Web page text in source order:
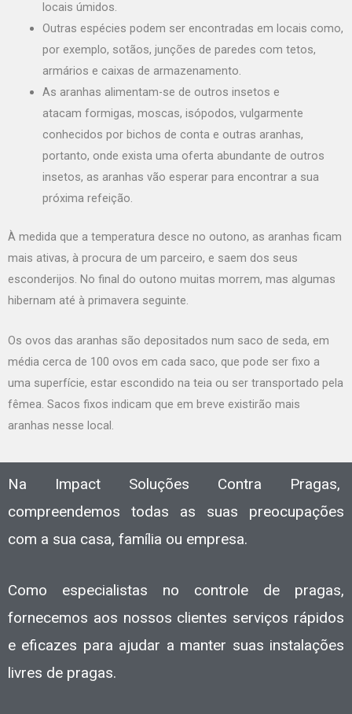
locais úmidos.
Outras espécies podem ser encontradas em locais como,
por exemplo, sotãos, junções de paredes com tetos,
armários e caixas de armazenamento.
As aranhas alimentam-se de outros insetos e
atacam formigas, moscas, isópodos, vulgarmente
conhecidos por bichos de conta e outras aranhas,
portanto, onde exista uma oferta abundante de outros
insetos, as aranhas vão esperar para encontrar a sua
próxima refeição.
À medida que a temperatura desce no outono, as aranhas ficam
mais ativas, à procura de um parceiro, e saem dos seus
esconderijos. No final do outono muitas morrem, mas algumas
hibernam até à primavera seguinte.
Os ovos das aranhas são depositados num saco de seda, em
média cerca de 100 ovos em cada saco, que pode ser fixo a
uma superfície, estar escondido na teia ou ser transportado pela
fêmea. Sacos fixos indicam que em breve existirão mais
aranhas nesse local.
Na Impact Soluções Contra Pragas,
compreendemos todas as suas preocupações
com a sua casa, família ou empresa.
Como especialistas no controle de pragas,
fornecemos aos nossos clientes serviços rápidos
e eficazes para ajudar a manter suas instalações
livres de pragas.